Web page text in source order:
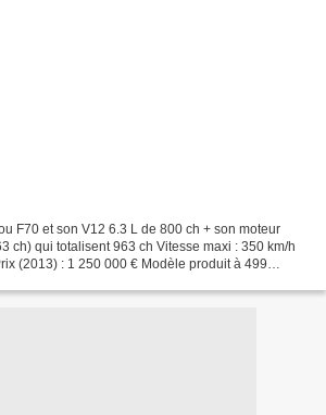
F70 et son V12 6.3 L de 800 ch + son moteur
ch) qui totalisent 963 ch Vitesse maxi : 350 km/h
(2013) : 1 250 000 € Modèle produit à 499